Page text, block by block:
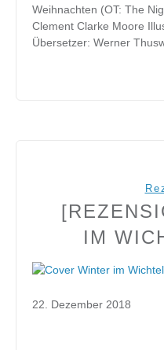
Weihnachten (OT: The
Clement Clarke Moore
Übersetzer: Werner
IM
22. Dezember 2018